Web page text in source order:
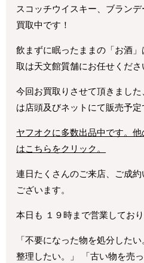
スコッチウイスキー、ブラン
買取中です！
飲まずに眠ったままの「お酒
取は天文館質舗にお任せくださ
今回お買取りさせて頂きまし
は店頭及びネットにて販売予定
ヤフオクに多数出品中です。
はこちらをクリック。
連日たくさんのご来店、ご成
ございます。
本日も １９時まで営業しており
「不要になった物を処分した
整理したい。」 「古い物を売